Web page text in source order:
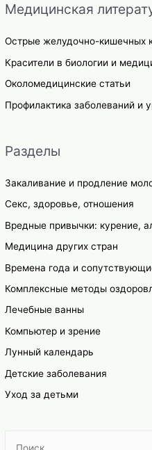
Медицинская
Острые желудочно-кишечных
Красители в биологии и
Околомедицинские статьи
Профилактика заболеваний и
Разделы
Закаливание и продление
Секс, здоровье, отношения
Вредные привычки: курение,
Медицина других стран
Времена года и
Комплексные методы
Лечебные ванны
Компьютер и зрение
Лунный календарь
Детские заболевания
Уход за детьми